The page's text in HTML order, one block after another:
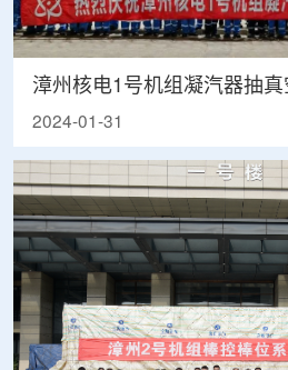
漳州核电1号机组凝汽器抽
2024-01-31